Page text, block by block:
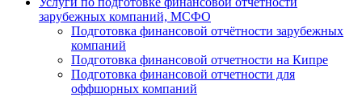
зарубежных компаний, МСФО
Подготовка финансовой отчётности зарубежных
компаний
Подготовка финансовой отчетности на Кипре
Подготовка финансовой отчетности для
оффшорных компаний